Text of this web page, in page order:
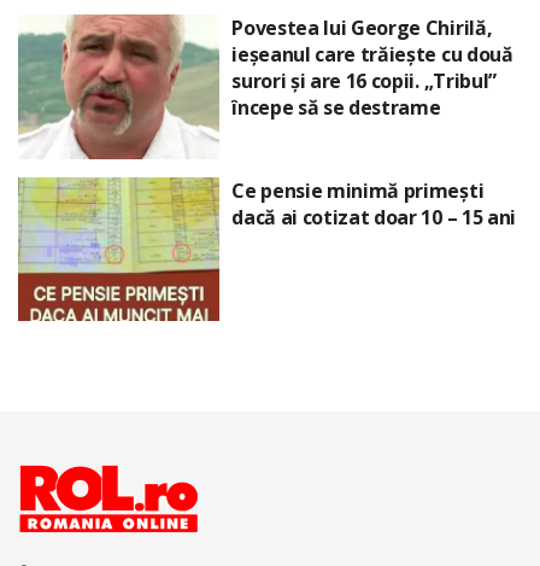
Povestea lui George Chirilă,
ieșeanul care trăiește cu două
surori și are 16 copii. „Tribul”
începe să se destrame
Ce pensie minimă primești
dacă ai cotizat doar 10 – 15 ani